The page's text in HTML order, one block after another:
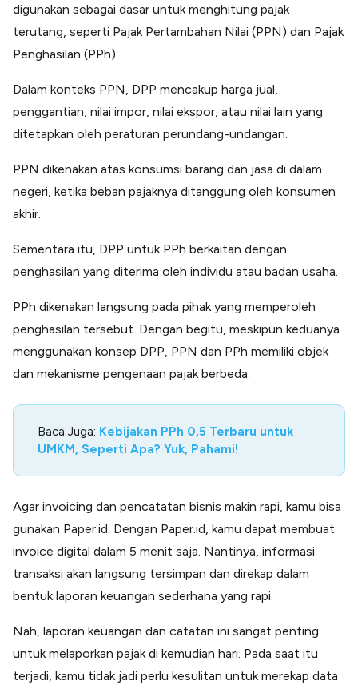
digunakan sebagai dasar untuk menghitung pajak
terutang, seperti Pajak Pertambahan Nilai (PPN) dan Pajak
Penghasilan (PPh).
Dalam konteks PPN, DPP mencakup harga jual,
penggantian, nilai impor, nilai ekspor, atau nilai lain yang
ditetapkan oleh peraturan perundang-undangan.
PPN dikenakan atas konsumsi barang dan jasa di dalam
negeri, ketika beban pajaknya ditanggung oleh konsumen
akhir.
Sementara itu, DPP untuk PPh berkaitan dengan
penghasilan yang diterima oleh individu atau badan usaha.
PPh dikenakan langsung pada pihak yang memperoleh
penghasilan tersebut. Dengan begitu, meskipun keduanya
menggunakan konsep DPP, PPN dan PPh memiliki objek
dan mekanisme pengenaan pajak berbeda.
Baca Juga: Kebijakan PPh 0,5 Terbaru untuk
UMKM, Seperti Apa? Yuk, Pahami!
Agar invoicing dan pencatatan bisnis makin rapi, kamu bisa
gunakan Paper.id. Dengan Paper.id, kamu dapat membuat
invoice digital dalam 5 menit saja. Nantinya, informasi
transaksi akan langsung tersimpan dan direkap dalam
bentuk laporan keuangan sederhana yang rapi.
Nah, laporan keuangan dan catatan ini sangat penting
untuk melaporkan pajak di kemudian hari. Pada saat itu
terjadi, kamu tidak jadi perlu kesulitan untuk merekap data